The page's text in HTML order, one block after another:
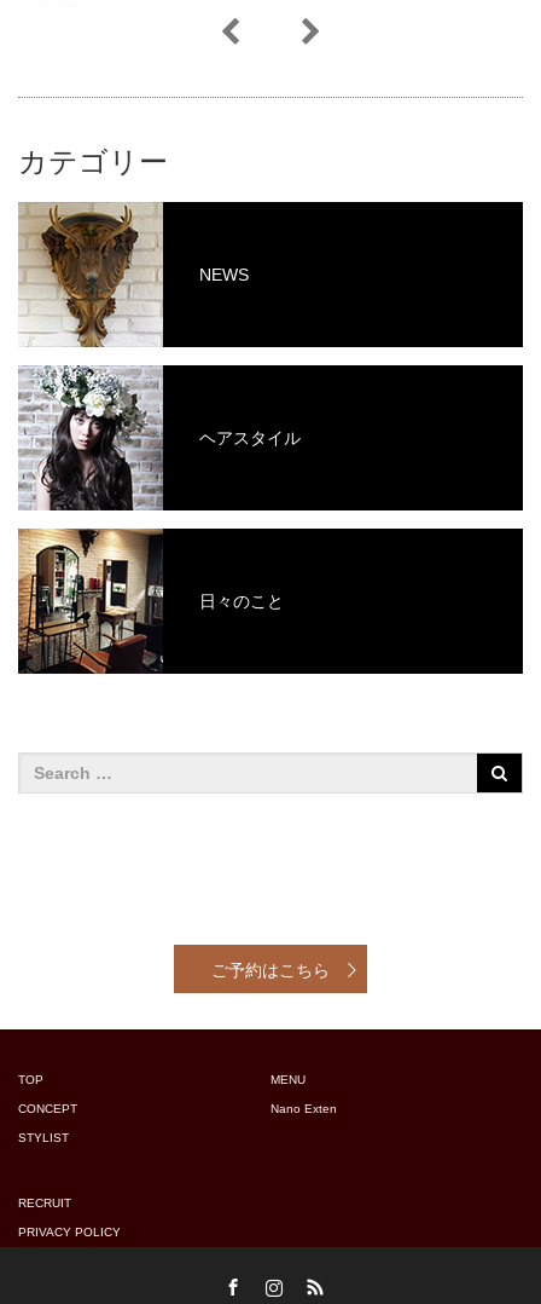
カテゴリー
NEWS
ヘアスタイル
日々のこと
ご予約はこちら
TOP
CONCEPT
STYLIST
MENU
Nano Exten
RECRUIT
PRIVACY POLICY